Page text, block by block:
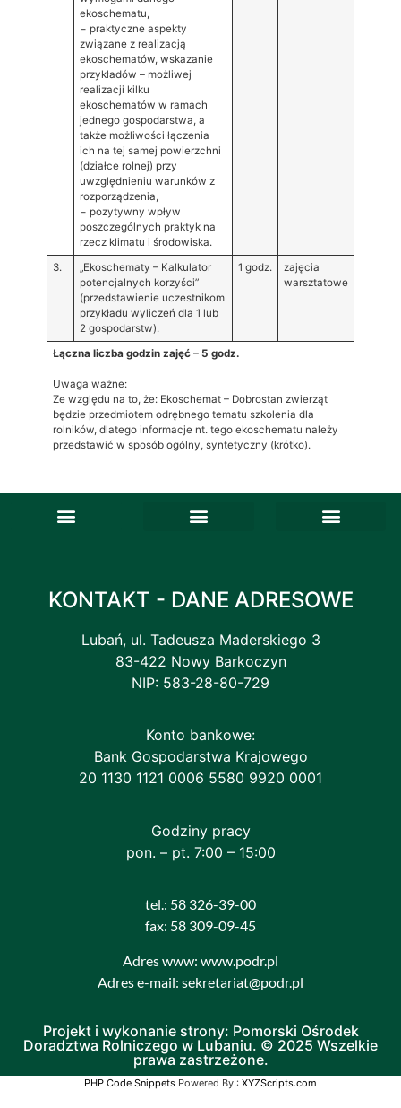
ekoschematu,
− praktyczne aspekty
związane z realizacją
ekoschematów, wskazanie
przykładów – możliwej
realizacji kilku
ekoschematów w ramach
jednego gospodarstwa, a
także możliwości łączenia
ich na tej samej powierzchni
(działce rolnej) przy
uwzględnieniu warunków z
rozporządzenia,
− pozytywny wpływ
poszczególnych praktyk na
rzecz klimatu i środowiska.
3.
„Ekoschematy – Kalkulator
potencjalnych korzyści”
(przedstawienie uczestnikom
przykładu wyliczeń dla 1 lub
2 gospodarstw).
1 godz.
zajęcia
warsztatowe
Łączna liczba godzin zajęć – 5 godz.
Uwaga ważne:
Ze względu na to, że: Ekoschemat – Dobrostan zwierząt
będzie przedmiotem odrębnego tematu szkolenia dla
rolników, dlatego informacje nt. tego ekoschematu należy
przedstawić w sposób ogólny, syntetyczny (krótko).
KONTAKT - DANE ADRESOWE
Lubań, ul. Tadeusza Maderskiego 3
83-422 Nowy Barkoczyn
NIP: 583-28-80-729
Konto bankowe:
Bank Gospodarstwa Krajowego
20 1130 1121 0006 5580 9920 0001
Godziny pracy
pon. – pt. 7:00 – 15:00
tel.: 58 326-39-00
fax: 58 309-09-45
Adres www: www.podr.pl
Adres e-mail: sekretariat@podr.pl
Projekt i wykonanie strony: Pomorski Ośrodek
Doradztwa Rolniczego w Lubaniu. © 2025 Wszelkie
prawa zastrzeżone.
PHP Code Snippets Powered By : XYZScripts.com